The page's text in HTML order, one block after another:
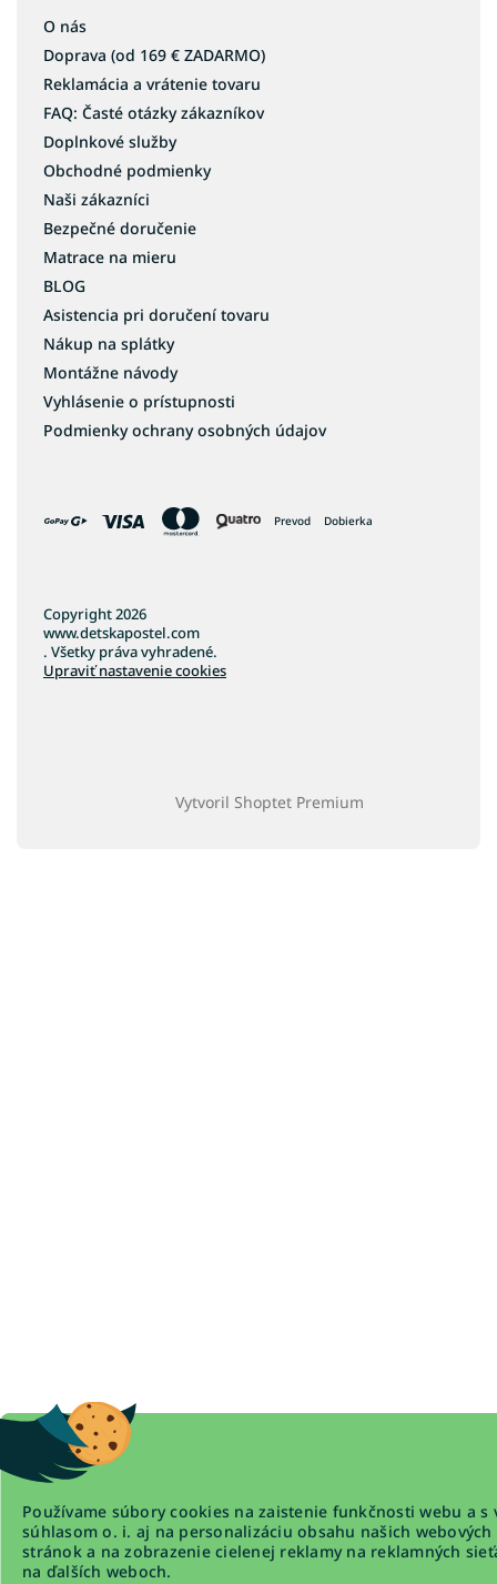
Používame súbory cookies na zaistenie funkčnosti webu a s
súhlasom o. i. aj na personalizáciu obsahu našich webových
stránok a na zobrazenie cielenej reklamy na reklamných
na ďalších weboch.
O nás
Doprava (od 169 € ZADARMO)
Reklamácia a vrátenie tovaru
FAQ: Časté otázky zákazníkov
Doplnkové služby
Obchodné podmienky
Naši zákazníci
Bezpečné doručenie
Matrace na mieru
BLOG
Asistencia pri doručení tovaru
Nákup na splátky
Montážne návody
Vyhlásenie o prístupnosti
Podmienky ochrany osobných údajov
Prevod Dobierka
Vytvoril Shoptet Premium
Copyright 2026
www.detskapostel.com
. Všetky práva vyhradené.
Upraviť nastavenie cookies